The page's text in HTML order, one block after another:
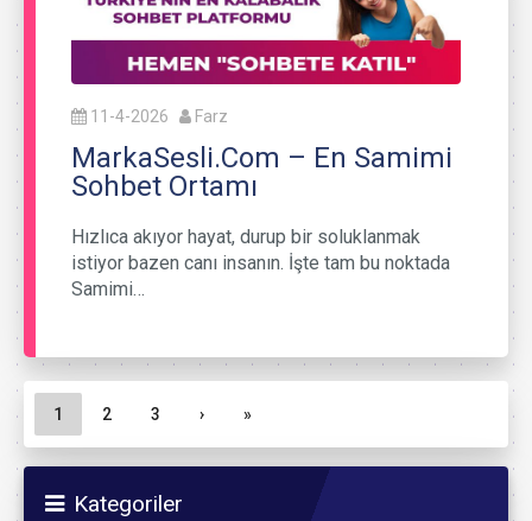
11-4-2026 Farz
MarkaSesli.Com – En Samimi
Sohbet Ortamı
Hızlıca akıyor hayat, durup bir soluklanmak
istiyor bazen canı insanın. İşte tam bu noktada
Samimi…
Sayfa gezinme
Geçerli Sayfa
1 Sayfa
2 Sayfa
3 › »
Kategoriler